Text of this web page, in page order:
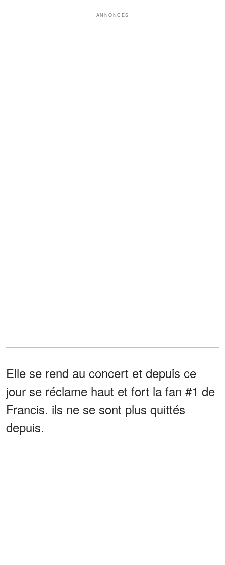
ANNONCES
Elle se rend au concert et depuis ce
jour se réclame haut et fort la fan #1 de
Francis. ils ne se sont plus quittés
depuis.